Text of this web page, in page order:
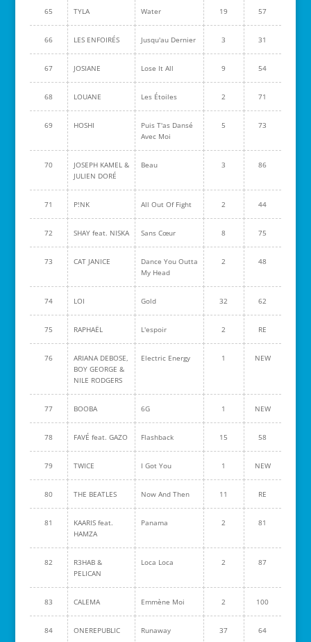
65 TYLA Water 19 57
66 LES ENFOIRÉS Jusqu'au Dernier 3 31
67 JOSIANE Lose It All 9 54
68 LOUANE Les Étoiles 2 71
69 HOSHI
Puis T'as Dansé
Avec Moi
5 73
70
JOSEPH KAMEL &
JULIEN DORÉ
Beau 3 86
71 P!NK All Out Of Fight 2 44
72 SHAY feat. NISKA Sans Cœur 8 75
73 CAT JANICE
Dance You Outta
My Head
2 48
74 LOI Gold 32 62
75 RAPHAËL L'espoir 2 RE
76
ARIANA DEBOSE,
BOY GEORGE &
NILE RODGERS
Electric Energy 1 NEW
77 BOOBA 6G 1 NEW
78 FAVÉ feat. GAZO Flashback 15 58
79 TWICE I Got You 1 NEW
80 THE BEATLES Now And Then 11 RE
81
KAARIS feat.
HAMZA
Panama 2 81
82
R3HAB &
PELICAN
Loca Loca 2 87
83 CALEMA Emmène Moi 2 100
84 ONEREPUBLIC Runaway 37 64